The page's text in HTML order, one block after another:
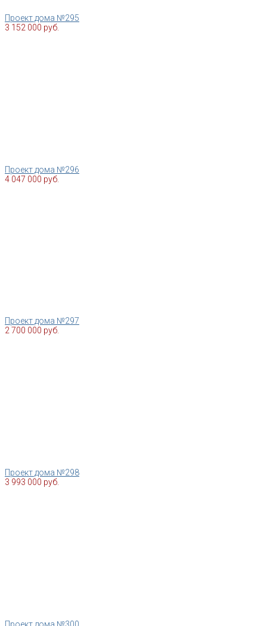
Проект дома №295
3 152 000 руб.
Проект дома №296
4 047 000 руб.
Проект дома №297
2 700 000 руб.
Проект дома №298
3 993 000 руб.